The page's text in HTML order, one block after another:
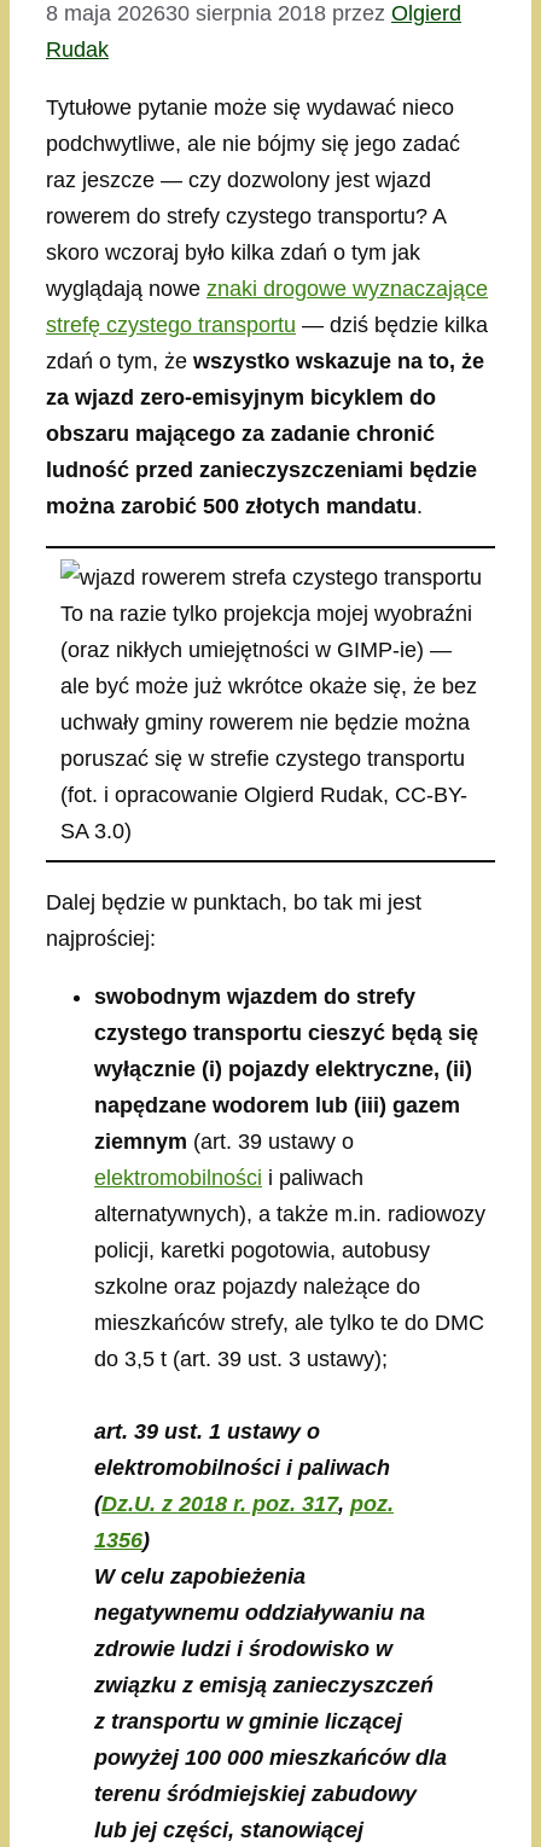
8 maja 202630 sierpnia 2018 przez Olgierd
Rudak
Tytułowe pytanie może się wydawać nieco
podchwytliwe, ale nie bójmy się jego zadać
raz jeszcze — czy dozwolony jest wjazd
rowerem do strefy czystego transportu? A
skoro wczoraj było kilka zdań o tym jak
wyglądają nowe znaki drogowe wyznaczające
strefę czystego transportu — dziś będzie kilka
zdań o tym, że wszystko wskazuje na to, że
za wjazd zero-emisyjnym bicyklem do
obszaru mającego za zadanie chronić
ludność przed zanieczyszczeniami będzie
można zarobić 500 złotych mandatu.
To na razie tylko projekcja mojej wyobraźni
(oraz nikłych umiejętności w GIMP-ie) —
ale być może już wkrótce okaże się, że bez
uchwały gminy rowerem nie będzie można
poruszać się w strefie czystego transportu
(fot. i opracowanie Olgierd Rudak, CC-BY-
SA 3.0)
Dalej będzie w punktach, bo tak mi jest
najprościej:
swobodnym wjazdem do strefy
czystego transportu cieszyć będą się
wyłącznie (i) pojazdy elektryczne, (ii)
napędzane wodorem lub (iii) gazem
ziemnym (art. 39 ustawy o
elektromobilności i paliwach
alternatywnych), a także m.in. radiowozy
policji, karetki pogotowia, autobusy
szkolne oraz pojazdy należące do
mieszkańców strefy, ale tylko te do DMC
do 3,5 t (art. 39 ust. 3 ustawy);
art. 39 ust. 1 ustawy o
elektromobilności i paliwach
(Dz.U. z 2018 r. poz. 317, poz.
1356)
W celu zapobieżenia
negatywnemu oddziaływaniu na
zdrowie ludzi i środowisko w
związku z emisją zanieczyszczeń
z transportu w gminie liczącej
powyżej 100 000 mieszkańców dla
terenu śródmiejskiej zabudowy
lub jej części, stanowiącej